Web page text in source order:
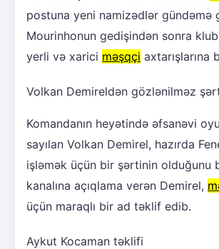
postuna yeni namizədlər gündəmə
Mourinhonun gedişindən sonra
yerli və xarici məşqçi axtarışlarına
Volkan Demireldən gözlənilməz
Komandanın heyətində əfsanəvi
sayılan Volkan Demirel, hazırda
işləmək üçün bir şərtinin olduğunu
kanalına açıqlama verən Demirel,
üçün maraqlı bir ad təklif edib.
Aykut Kocaman təklifi